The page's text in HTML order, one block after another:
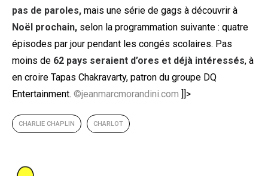
pas de paroles, mais une série de gags à découvrir à
Noël prochain, selon la programmation suivante : quatre
épisodes par jour pendant les congés scolaires. Pas
moins de 62 pays seraient d’ores et déjà intéressés, à
en croire Tapas Chakravarty, patron du groupe DQ
Entertainment. ©jeanmarcmorandini.com ]]>
CHARLIE CHAPLIN CHARLOT